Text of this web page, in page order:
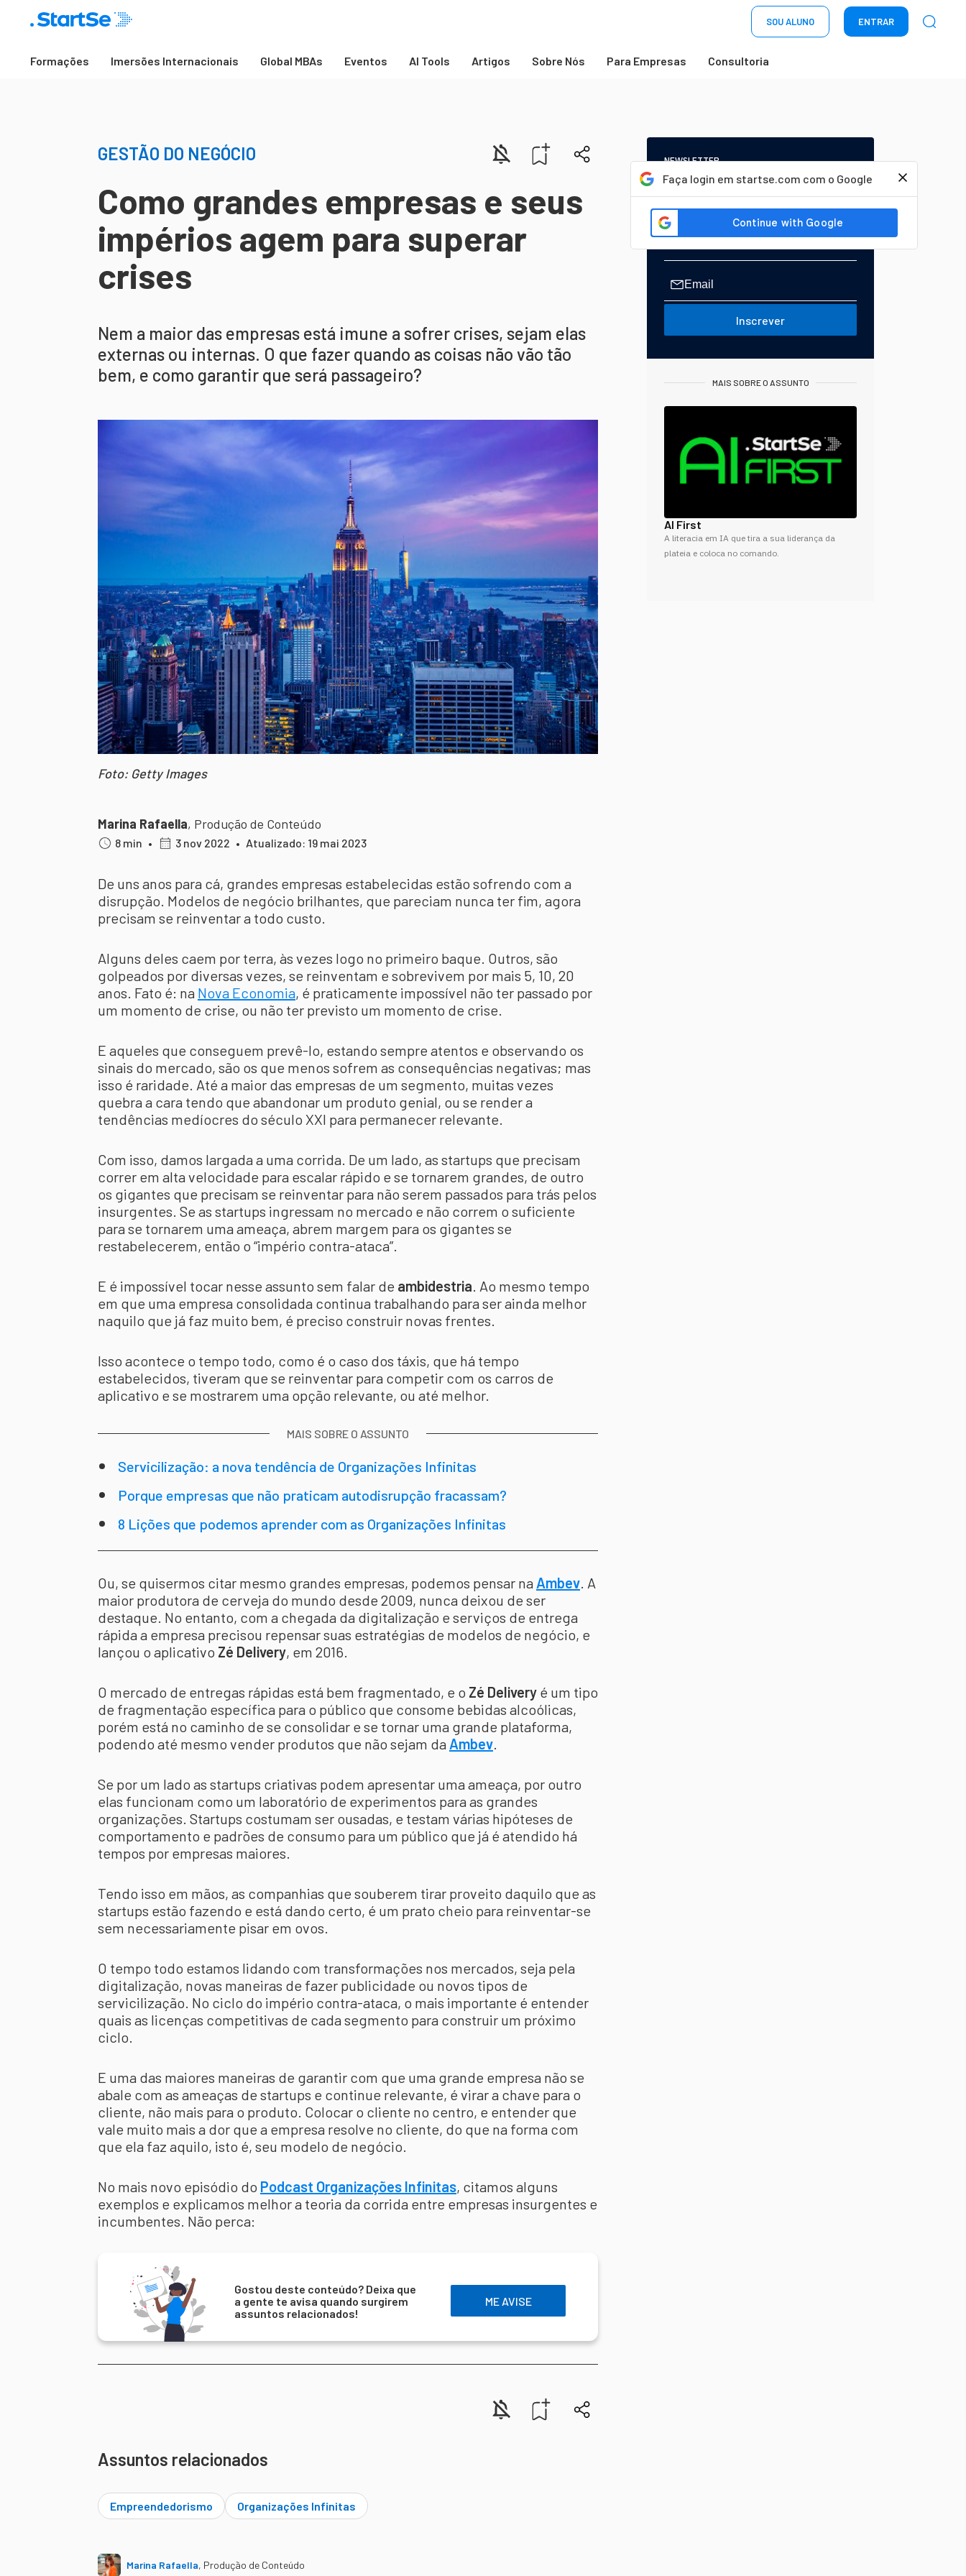
SOU ALUNO ENTRAR
Formações Imersões Internacionais Global MBAs Eventos AI Tools Artigos Sobre Nós Para Empresas Consultoria
Faça login em startse.com com o Google
GESTÃO DO NEGÓCIO
Como grandes empresas e seus
impérios agem para superar
crises
Nem a maior das empresas está imune a sofrer crises, sejam elas
externas ou internas. O que fazer quando as coisas não vão tão
bem, e como garantir que será passageiro?
Foto: Getty Images
Marina Rafaella, Produção de Conteúdo
8 min • 3 nov 2022 • Atualizado: 19 mai 2023
De uns anos para cá, grandes empresas estabelecidas estão sofrendo com a
disrupção. Modelos de negócio brilhantes, que pareciam nunca ter fim, agora
precisam se reinventar a todo custo.
Alguns deles caem por terra, às vezes logo no primeiro baque. Outros, são
golpeados por diversas vezes, se reinventam e sobrevivem por mais 5, 10, 20
anos. Fato é: na Nova Economia, é praticamente impossível não ter passado por
um momento de crise, ou não ter previsto um momento de crise.
E aqueles que conseguem prevê-lo, estando sempre atentos e observando os
sinais do mercado, são os que menos sofrem as consequências negativas; mas
isso é raridade. Até a maior das empresas de um segmento, muitas vezes
quebra a cara tendo que abandonar um produto genial, ou se render a
tendências medíocres do século XXI para permanecer relevante.
Com isso, damos largada a uma corrida. De um lado, as startups que precisam
correr em alta velocidade para escalar rápido e se tornarem grandes, de outro
os gigantes que precisam se reinventar para não serem passados para trás pelos
insurgentes. Se as startups ingressam no mercado e não correm o suficiente
para se tornarem uma ameaça, abrem margem para os gigantes se
restabelecerem, então o “império contra-ataca”.
E é impossível tocar nesse assunto sem falar de ambidestria. Ao mesmo tempo
em que uma empresa consolidada continua trabalhando para ser ainda melhor
naquilo que já faz muito bem, é preciso construir novas frentes.
Isso acontece o tempo todo, como é o caso dos táxis, que há tempo
estabelecidos, tiveram que se reinventar para competir com os carros de
aplicativo e se mostrarem uma opção relevante, ou até melhor.
MAIS SOBRE O ASSUNTO
Servicilização: a nova tendência de Organizações Infinitas
Porque empresas que não praticam autodisrupção fracassam?
8 Lições que podemos aprender com as Organizações Infinitas
Ou, se quisermos citar mesmo grandes empresas, podemos pensar na Ambev. A
maior produtora de cerveja do mundo desde 2009, nunca deixou de ser
destaque. No entanto, com a chegada da digitalização e serviços de entrega
rápida a empresa precisou repensar suas estratégias de modelos de negócio, e
lançou o aplicativo Zé Delivery, em 2016.
O mercado de entregas rápidas está bem fragmentado, e o Zé Delivery é um tipo
de fragmentação específica para o público que consome bebidas alcoólicas,
porém está no caminho de se consolidar e se tornar uma grande plataforma,
podendo até mesmo vender produtos que não sejam da Ambev.
Se por um lado as startups criativas podem apresentar uma ameaça, por outro
elas funcionam como um laboratório de experimentos para as grandes
organizações. Startups costumam ser ousadas, e testam várias hipóteses de
comportamento e padrões de consumo para um público que já é atendido há
tempos por empresas maiores.
Tendo isso em mãos, as companhias que souberem tirar proveito daquilo que as
startups estão fazendo e está dando certo, é um prato cheio para reinventar-se
sem necessariamente pisar em ovos.
O tempo todo estamos lidando com transformações nos mercados, seja pela
digitalização, novas maneiras de fazer publicidade ou novos tipos de
servicilização. No ciclo do império contra-ataca, o mais importante é entender
quais as licenças competitivas de cada segmento para construir um próximo
ciclo.
E uma das maiores maneiras de garantir com que uma grande empresa não se
abale com as ameaças de startups e continue relevante, é virar a chave para o
cliente, não mais para o produto. Colocar o cliente no centro, e entender que
vale muito mais a dor que a empresa resolve no cliente, do que na forma com
que ela faz aquilo, isto é, seu modelo de negócio.
No mais novo episódio do Podcast Organizações Infinitas, citamos alguns
exemplos e explicamos melhor a teoria da corrida entre empresas insurgentes e
incumbentes. Não perca:
Gostou deste conteúdo? Deixa que
a gente te avisa quando surgirem
assuntos relacionados!
ME AVISE
Assuntos relacionados
Empreendedorismo Organizações Infinitas
Marina Rafaella, Produção de Conteúdo
NEWSLETTER
Start Seu dia:
A Newsletter do AGORA!
Inscrever
MAIS SOBRE O ASSUNTO
AI First
A literacia em IA que tira a sua liderança da
plateia e coloca no comando.